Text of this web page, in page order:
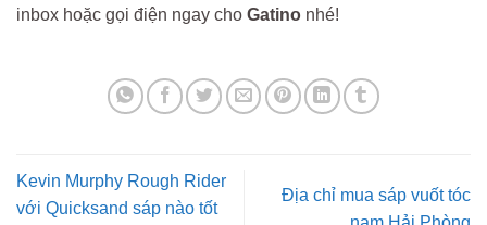
inbox hoặc gọi điện ngay cho Gatino nhé!
Kevin Murphy Rough Rider
với Quicksand sáp nào tốt
Địa chỉ mua sáp vuốt tóc